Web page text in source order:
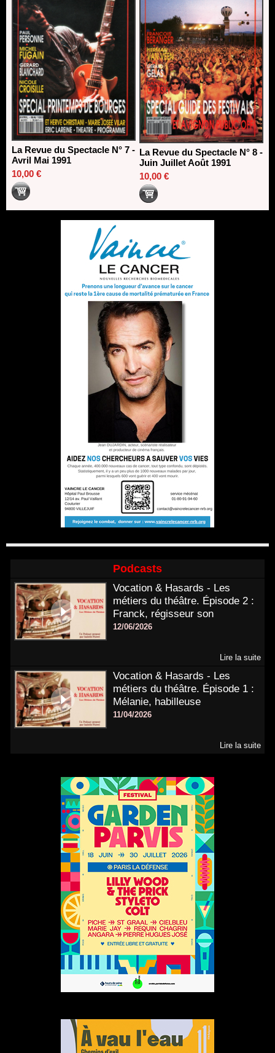
La Revue du Spectacle N° 7 -
Avril Mai 1991
10,00 €
La Revue du Spectacle N° 8 -
Juin Juillet Août 1991
10,00 €
Podcasts
Vocation & Hasards - Les
métiers du théâtre. Épisode 2 :
Franck, régisseur son
12/06/2026
Lire la suite
Vocation & Hasards - Les
métiers du théâtre. Épisode 1 :
Mélanie, habilleuse
11/04/2026
Lire la suite